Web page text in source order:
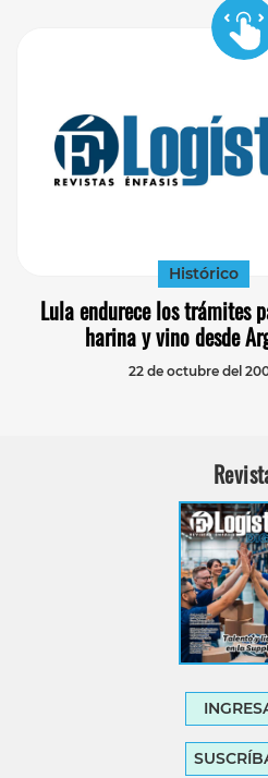
Histórico
Lula endurece los trámites
harina y vino desde
22 de octubre del